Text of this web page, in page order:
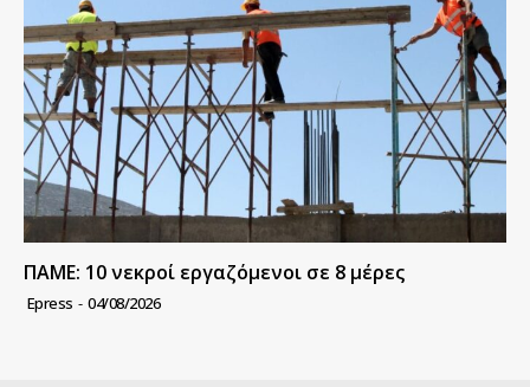
ΠΑΜΕ: 10 νεκροί εργαζόμενοι σε 8 μέρες
Epress - 04/08/2026